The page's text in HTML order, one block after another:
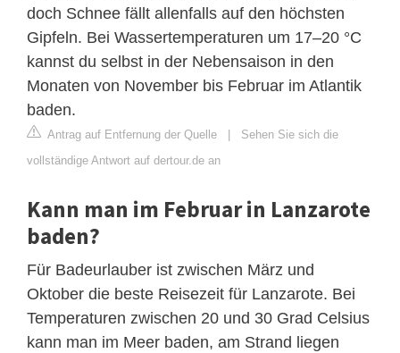
doch Schnee fällt allenfalls auf den höchsten
Gipfeln. Bei Wassertemperaturen um 17–20 °C
kannst du selbst in der Nebensaison in den
Monaten von November bis Februar im Atlantik
baden.
Antrag auf Entfernung der Quelle
Sehen Sie sich die
vollständige Antwort auf dertour.de an
Kann man im Februar in Lanzarote
baden?
Für Badeurlauber ist zwischen März und
Oktober die beste Reisezeit für Lanzarote. Bei
Temperaturen zwischen 20 und 30 Grad Celsius
kann man im Meer baden, am Strand liegen